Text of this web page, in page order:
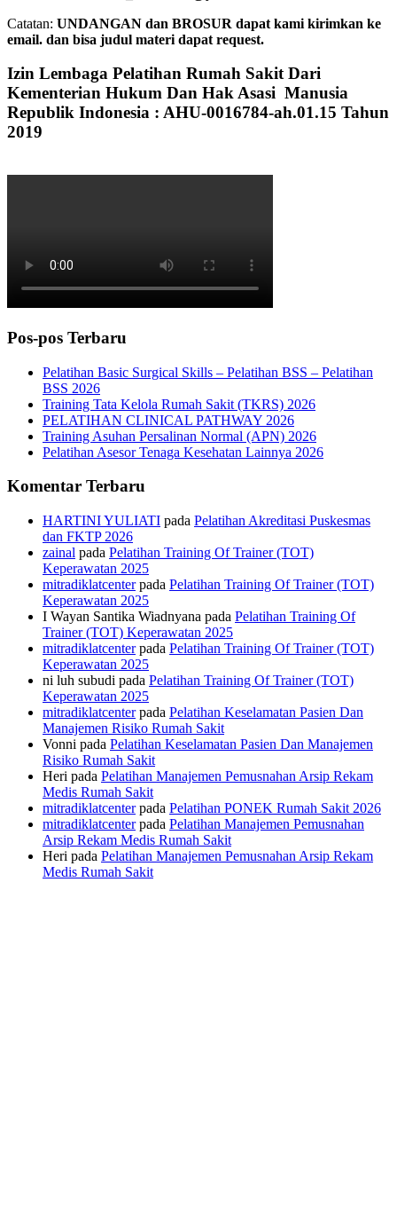
Catatan: UNDANGAN dan BROSUR dapat kami kirimkan ke
email. dan bisa judul materi dapat request.
Izin Lembaga Pelatihan Rumah Sakit Dari
Kementerian Hukum Dan Hak Asasi Manusia
Republik Indonesia : AHU-0016784-ah.01.15 Tahun
2019
Pos-pos Terbaru
Pelatihan Basic Surgical Skills – Pelatihan BSS – Pelatihan
BSS 2026
Training Tata Kelola Rumah Sakit (TKRS) 2026
PELATIHAN CLINICAL PATHWAY 2026
Training Asuhan Persalinan Normal (APN) 2026
Pelatihan Asesor Tenaga Kesehatan Lainnya 2026
Komentar Terbaru
HARTINI YULIATI pada Pelatihan Akreditasi Puskesmas
dan FKTP 2026
zainal pada Pelatihan Training Of Trainer (TOT)
Keperawatan 2025
mitradiklatcenterpada Pelatihan Training Of Trainer (TOT)
Keperawatan 2025
I Wayan Santika Wiadnyana pada Pelatihan Training Of
Trainer (TOT) Keperawatan 2025
mitradiklatcenterpada Pelatihan Training Of Trainer (TOT)
Keperawatan 2025
ni luh subudi pada Pelatihan Training Of Trainer (TOT)
Keperawatan 2025
mitradiklatcenterpada Pelatihan Keselamatan Pasien Dan
Manajemen Risiko Rumah Sakit
Vonni pada Pelatihan Keselamatan Pasien Dan Manajemen
Risiko Rumah Sakit
Heri pada Pelatihan Manajemen Pemusnahan Arsip Rekam
Medis Rumah Sakit
mitradiklatcenterpada Pelatihan PONEK Rumah Sakit 2026
mitradiklatcenterpada Pelatihan Manajemen Pemusnahan
Arsip Rekam Medis Rumah Sakit
Heri pada Pelatihan Manajemen Pemusnahan Arsip Rekam
Medis Rumah Sakit